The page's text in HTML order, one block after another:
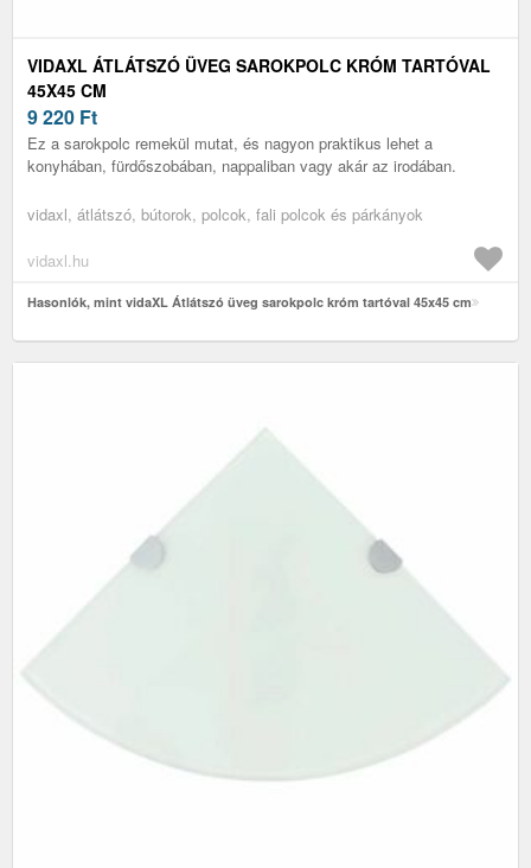
VIDAXL ÁTLÁTSZÓ ÜVEG SAROKPOLC KRÓM TARTÓVAL
45X45 CM
9 220 Ft
Ez a sarokpolc remekül mutat, és nagyon praktikus lehet a
konyhában, fürdőszobában, nappaliban vagy akár az irodában.
vidaxl, átlátszó, bútorok, polcok, fali polcok és párkányok
vidaxl.hu
Hasonlók, mint vidaXL Átlátszó üveg sarokpolc króm tartóval 45x45 cm